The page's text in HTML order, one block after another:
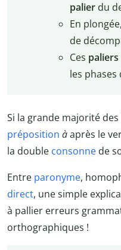
palierdu
En
de
Ces paliers
les
Si la grande majorité
préposition àaprès le
la double consonne de
Entre paronyme,
direct, une simple
à pallier erreurs
orthographiques !